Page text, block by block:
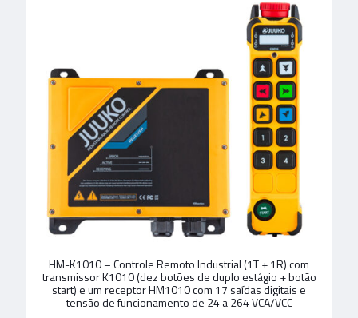
HM-K1010 – Controle Remoto Industrial (1T + 1R) com
transmissor K1010 (dez botões de duplo estágio + botão
start) e um receptor HM1010 com 17 saídas digitais e
tensão de funcionamento de 24 a 264 VCA/VCC